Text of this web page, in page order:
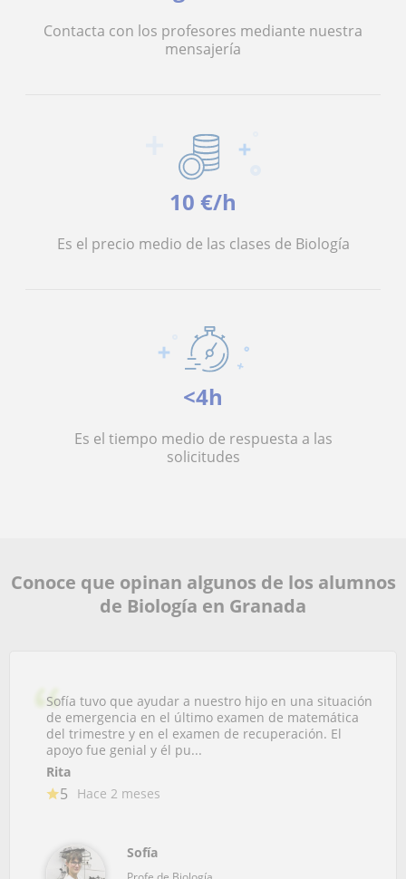
Contacta con los profesores mediante nuestra
mensajería
10 €/h
Es el precio medio de las clases de Biología
<4h
Es el tiempo medio de respuesta a las
solicitudes
Conoce que opinan algunos de los alumnos
de Biología en Granada
Sofía tuvo que ayudar a nuestro hijo en una situación
de emergencia en el último examen de matemática
del trimestre y en el examen de recuperación. El
apoyo fue genial y él pu...
Rita
5 Hace 2 meses
Sofía